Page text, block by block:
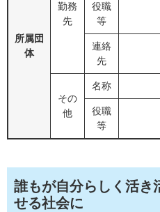
所属団
体
勤務
先
役職
等
連絡
先
その
他
名称
役職
等
誰もが自分らしく活き
せる社会に